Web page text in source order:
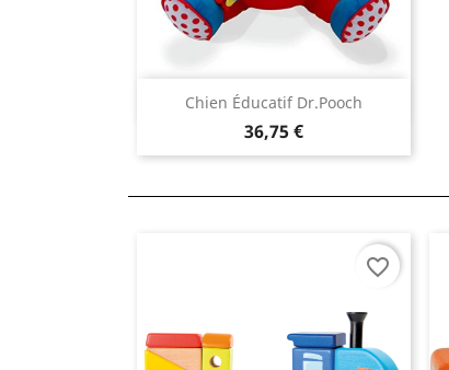
Chien Éducatif Dr.Pooch
36,75 €
Aperçu rapide
favorite_border